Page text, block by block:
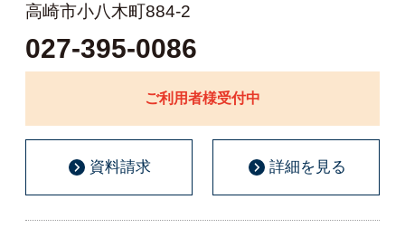
高崎市小八木町884-2
027-395-0086
ご利用者様受付中
資料請求 詳細を見る